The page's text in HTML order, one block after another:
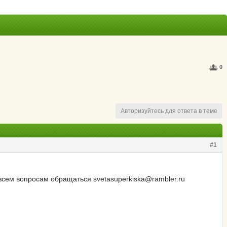
0
Авторизуйтесь для ответа в теме
#1
вопросам обращаться svetasuperkiska@rambler.ru